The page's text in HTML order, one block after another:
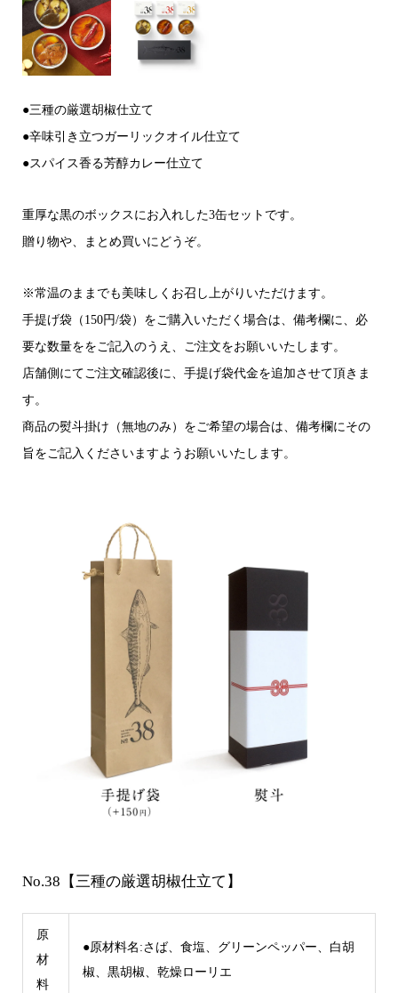
●三種の厳選胡椒仕立て
●辛味引き立つガーリックオイル仕立て
●スパイス香る芳醇カレー仕立て
重厚な黒のボックスにお入れした3缶セットです。
贈り物や、まとめ買いにどうぞ。
※常温のままでも美味しくお召し上がりいただけます。
手提げ袋（150円/袋）をご購入いただく場合は、備考欄に、必
要な数量ををご記入のうえ、ご注文をお願いいたします。
店舗側にてご注文確認後に、手提げ袋代金を追加させて頂きま
す。
商品の熨斗掛け（無地のみ）をご希望の場合は、備考欄にその
旨をご記入くださいますようお願いいたします。
No.38【三種の厳選胡椒仕立て】
原
材
料
●原材料名:さば、食塩、グリーンペッパー、白胡
椒、黒胡椒、乾燥ローリエ